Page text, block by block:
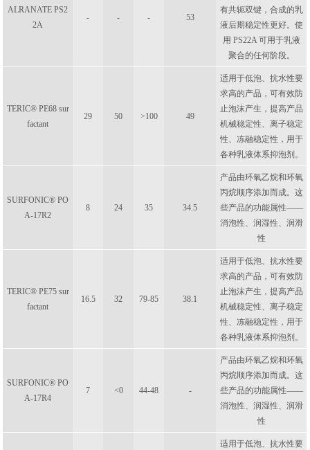
ALRANATE PS2
2A
- - - 53
有共轭双键，合成的乳
液后期稳定性更好。使
用 PS22A 可用于乳液
聚合的任何阶段。
TERIC® PE68 sur
factant
29 50 >100 49
适用于低泡、抗水性要
求高的产品，可有效防
止泡沫产生，提高产品
机械稳定性、离子稳定
性、冻融稳定性，用于
各种乳液体系抑泡剂。
SURFONIC® PO
A-17R2
8 24 35 34.5
产品由环氧乙烷和环氧
丙烷顺序添加而成。这
些产品的功能属性——
消泡性、润湿性、润滑
性
TERIC® PE75 sur
factant
16.5 32 79-85 38.1
适用于低泡、抗水性要
求高的产品，可有效防
止泡沫产生，提高产品
机械稳定性、离子稳定
性、冻融稳定性，用于
各种乳液体系抑泡剂。
SURFONIC® PO
A-17R4
7 <0 44-48 -
产品由环氧乙烷和环氧
丙烷顺序添加而成。这
些产品的功能属性——
消泡性、润湿性、润滑
性
适用于低泡、抗水性要